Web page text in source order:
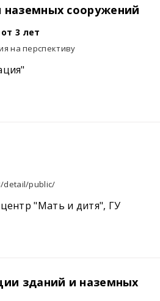
наземных сооружений
от 3 лет
на перспективу
detail/public/
"Мать и дитя", ГУ
зданий и наземных